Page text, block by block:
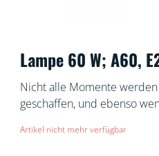
Lampe 60 W; A60,
Nicht alle Momente
geschaffen, und ebenso
simple A60-Form,
Artikel nicht mehr verfügbar